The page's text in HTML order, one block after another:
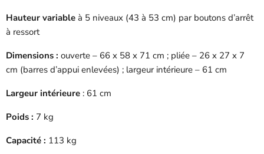
Hauteur variable à 5 niveaux (43 à 53 cm) par boutons d’arrêt
à ressort
Dimensions : ouverte – 66 x 58 x 71 cm ; pliée – 26 x 27 x 7
cm (barres d’appui enlevées) ; largeur intérieure – 61 cm
Largeur intérieure : 61 cm
Poids : 7 kg
Capacité : 113 kg